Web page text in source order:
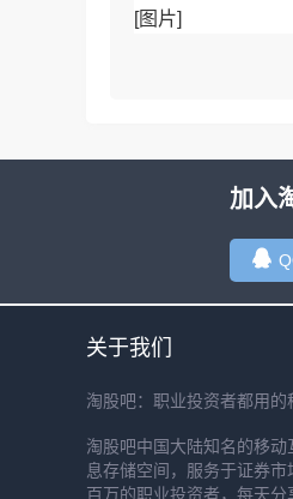
[图片]
大盘日线延续回
加入
关于我们
淘股吧：职业投资者都用
淘股吧中国大陆知名的移
息存储空间，服务于证券
百万的职业投资者，每天